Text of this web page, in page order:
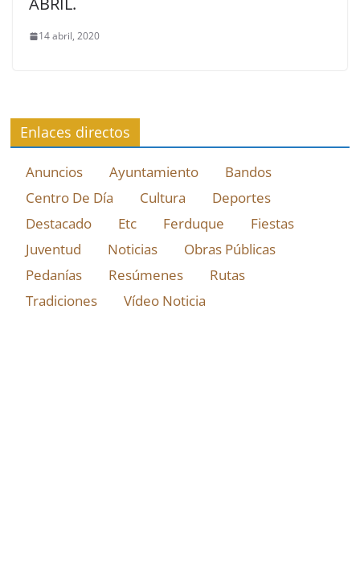
14 abril, 2020
Enlaces directos
Anuncios Ayuntamiento
Bandos
Centro De Día
Cultura
Deportes
Destacado
Etc Ferduque
Fiestas
Juventud
Noticias
Obras Públicas
Pedanías
Resúmenes
Rutas
Tradiciones
Vídeo Noticia